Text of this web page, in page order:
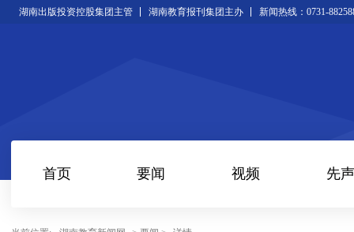
湖南出版投资控股集团主管 湖南教育报刊集团主办 新闻热线：0731-
首页 要闻 视频 先声